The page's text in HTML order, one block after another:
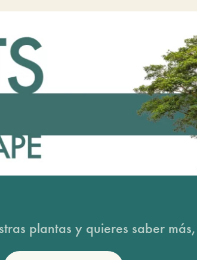
plantas y quieres saber